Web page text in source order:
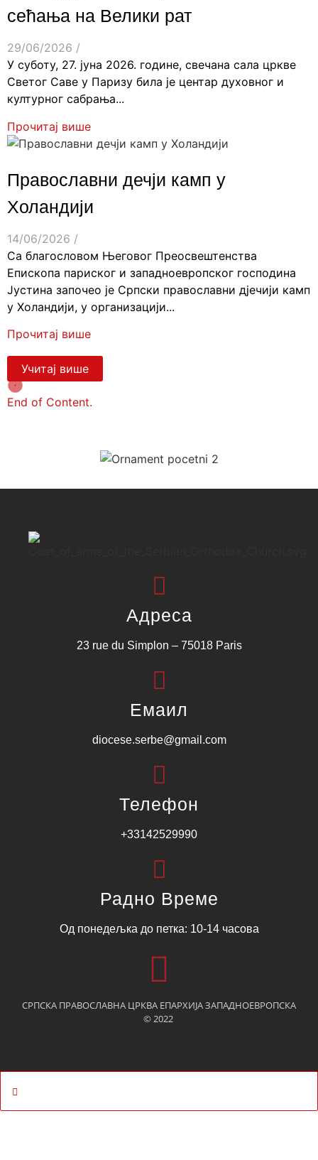
сећања на Велики рат
29/06/2026 /
У суботу, 27. јуна 2026. године, свечана сала цркве
Светог Саве у Паризу била је центар духовног и
културног сабрања...
Прочитај више
Православни дечји камп у
Холандији
14/06/2026 /
Са благословом Његовог Преосвештенства
Епископа париског и западноевропског господина
Јустина започео је Српски православни дјечији камп
у Холандији, у организацији...
Прочитај више
Учитај више
End of Content.
Адреса
23 rue du Simplon – 75018 Paris
Емаил
diocese.serbe@gmail.com
Телефон
+33142529990
Радно Време
Од понедељка до петка: 10-14 часова
СРПСКА ПРАВОСЛАВНА ЦРКВА ЕПАРХИЈА ЗАПАДНОЕВРОПСКА
© 2022